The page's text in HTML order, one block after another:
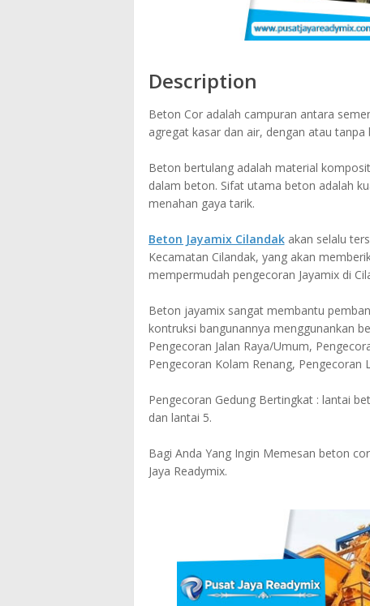
Description
Beton Cor adalah campuran antara
agregat kasar dan air, dengan atau
Beton bertulang adalah material
dalam beton. Sifat utama beton adalah
menahan gaya tarik.
Beton Jayamix Cilandakakan selalu
Kecamatan Cilandak, yang akan
mempermudah pengecoran Jayamix di
Beton jayamix sangat membantu
kontruksi bangunannya menggunankan
Pengecoran Jalan Raya/Umum,
Pengecoran Kolam Renang, Pengecoran
Pengecoran Gedung Bertingkat : lantai
dan lantai 5.
Bagi Anda Yang Ingin Memesan beton
Jaya Readymix.